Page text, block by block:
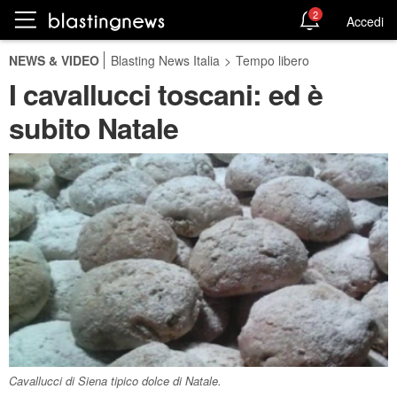
2 Accedi
NEWS & VIDEO Blasting News Italia > Tempo libero
I cavallucci toscani: ed è
subito Natale
Cavallucci di Siena tipico dolce di Natale.